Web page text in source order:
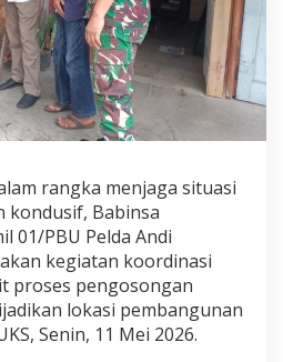
rangka menjaga situasi
kondusif, Babinsa
01/PBU Pelda Andi
kegiatan koordinasi
proses pengosongan
lokasi pembangunan
Senin, 11 Mei 2026.